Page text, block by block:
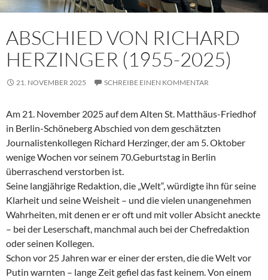
ABSCHIED VON RICHARD
HERZINGER (1955-2025)
21. NOVEMBER 2025 SCHREIBE EINEN KOMMENTAR
Am 21. November 2025 auf dem Alten St. Matthäus-Friedhof
in Berlin-Schöneberg Abschied von dem geschätzten
Journalistenkollegen Richard Herzinger, der am 5. Oktober
wenige Wochen vor seinem 70.Geburtstag in Berlin
überraschend verstorben ist.
Seine langjährige Redaktion, die „Welt“, würdigte ihn für seine
Klarheit und seine Weisheit – und die vielen unangenehmen
Wahrheiten, mit denen er er oft und mit voller Absicht aneckte
– bei der Leserschaft, manchmal auch bei der Chefredaktion
oder seinen Kollegen.
Schon vor 25 Jahren war er einer der ersten, die die Welt vor
Putin warnten – lange Zeit gefiel das fast keinem. Von einem